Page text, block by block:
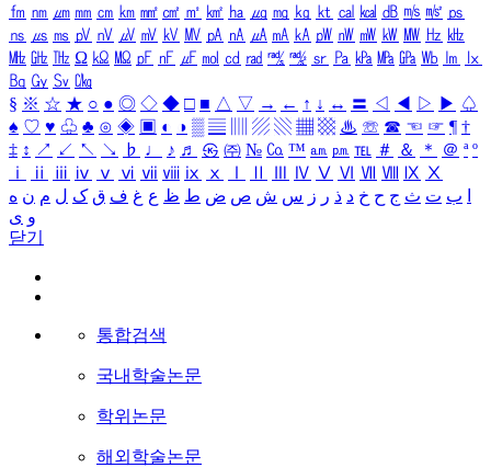
㎙ ㎚ ㎛ ㎜ ㎝ ㎞ ㎟ ㎠ ㎡ ㎢ ㏊ ㎍ ㎎ ㎏ ㏏ ㎈ ㎉ ㏈ ㎧ ㎨ ㎰
㎱ ㎲ ㎳ ㎴ ㎵ ㎶ ㎷ ㎸ ㎹ ㎀ ㎁ ㎂ ㎃ ㎄ ㎺ ㎻ ㎽ ㎾ ㎿ ㎐ ㎑
㎒ ㎓ ㎔ Ω ㏀ ㏁ ㎊ ㎋ ㎌ ㏖ ㏅ ㎭ ㎮ ㎯ ㏛ ㎩ ㎪ ㎫ ㎬ ㏝ ㏐
㏓
㏃ ㏉ ㏜ ㏆
§ ※ ☆ ★ ○ ● ◎ ◇ ◆ □ ■ △ ▽ → ← ↑ ↓ ↔ 〓 ◁ ◀ ▷ ▶ ♤
♠ ♡ ♥ ♧ ♣ ⊙ ◈ ▣ ◐ ◑ ▒ ▤ ▨ ▧ ▦ ▩ ♨ ☏ ☎ ☜ ☞ ¶ †
‡ ↕ ↗ ↙ ↖ ↘ ♭ ♩ ♪ ♬ ㉿ ㈜ № ㏇ ™ ㏂ ㏘ ℡ ＃ ＆ ＊ ＠ ª º
ⅰ
ⅱ ⅲ ⅳ ⅴ ⅵ ⅶ ⅷ ⅸ ⅹ Ⅳ Ⅴ Ⅵ Ⅶ Ⅷ Ⅸ Ⅹ
ب ت ث ج ح خ د ذ ر ز س ش ص ض ط ظ ع غ ف ق ک ل م ن ه
و ی
닫기
통합검색
국내학술논문
학위논문
해외학술논문